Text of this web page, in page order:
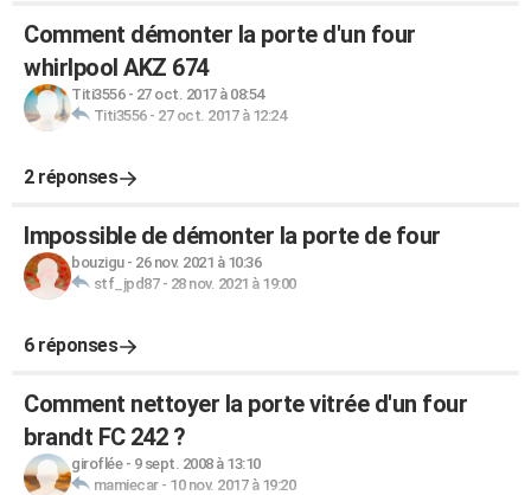
Comment démonter la porte d'un four
whirlpool AKZ 674
Titi3556- 27 oct. 2017 à 08:54
Titi3556- 27 oct. 2017 à 12:24
2 réponses
Impossible de démonter la porte de four
bouzigu- 26 nov. 2021 à 10:36
stf_jpd87- 28 nov. 2021 à 19:00
6 réponses
Comment nettoyer la porte vitrée d'un four
brandt FC 242 ?
giroflée- 9 sept. 2008 à 13:10
mamiecar- 10 nov. 2017 à 19:20